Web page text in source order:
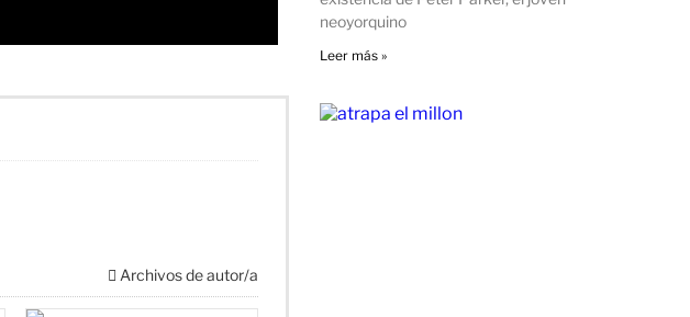
Archivos de autor/a
neoyorquino
Leer más »